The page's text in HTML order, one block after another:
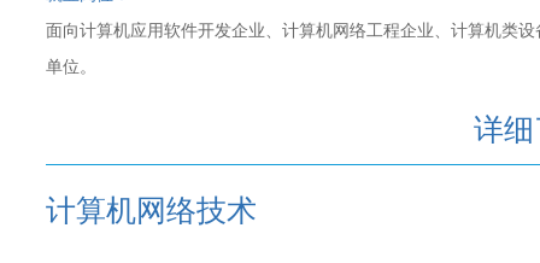
面向计算机应用软件开发企业、计算机网络工程企业、计算机类
单位。
详
计算机网络技术